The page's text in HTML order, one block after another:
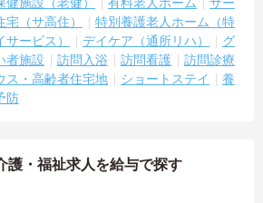
（サ高住）
特別養護老人ホーム（特
ービス） デイケア（通所リハ）
グ
者施設 訪問入浴 訪問看護
訪問診療
ス・高齢者住宅地 ショートステイ
養
防
護・福祉求人を給与で探す